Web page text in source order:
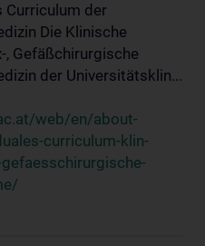
Curriculum der
Die Klinische
, Gefäßchirurgische
der Universitätsklin...
web/en/about-
curriculum-klin-